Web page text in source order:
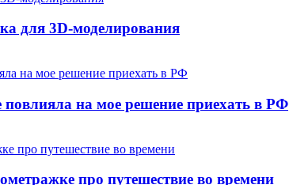
для 3D-моделирования
повлияла на мое решение приехать в РФ
про путешествие во времени